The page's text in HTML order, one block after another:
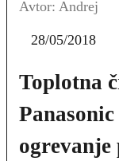
Avtor: Andrej
28/05/2018
Toplotna